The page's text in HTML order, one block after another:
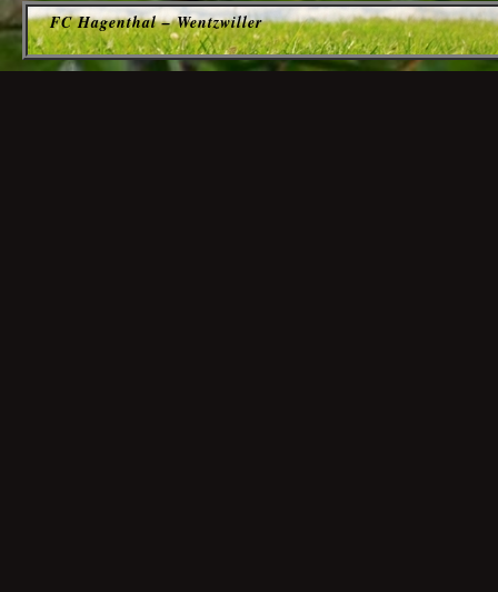
FC Hagenthal – Wentzwiller